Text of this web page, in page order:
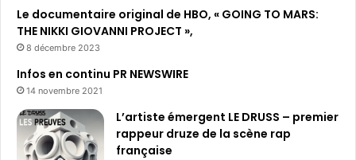
Le documentaire original de HBO, « GOING TO MARS:
THE NIKKI GIOVANNI PROJECT »,
8 décembre 2023
Infos en continu PR NEWSWIRE
14 novembre 2021
L’artiste émergent LE DRUSS – premier
rappeur druze de la scène rap
française